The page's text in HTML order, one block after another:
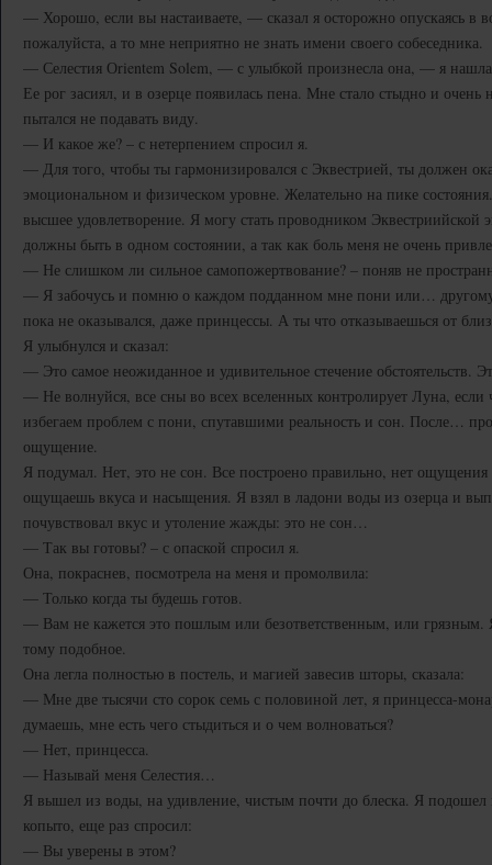
— Хорошо, если вы настаиваете, — сказал я осторожно опускаясь в
пожалуйста, а то мне неприятно не знать имени своего собеседника.
— Селестия Оrientem Solem, — с улыбкой произнесла она, — я
Ее рог засиял, и в озерце появилась пена. Мне стало стыдно и очень
пытался не подавать виду.
— И какое же? – с нетерпением спросил я.
— Для того, чтобы ты гармонизировался с Эквестрией, ты должен
эмоциональном и физическом уровне. Желательно на пике
высшее удовлетворение. Я могу стать проводником Эквестриийской
должны быть в одном состоянии, а так как боль меня не очень
— Не слишком ли сильное самопожертвование? – поняв не
— Я забочусь и помню о каждом подданном мне пони или… другому
пока не оказывался, даже принцессы. А ты что отказываешься от
Я улыбнулся и сказал:
— Это самое неожиданное и удивительное стечение обстоятельств.
— Не волнуйся, все сны во всех вселенных контролирует Луна,
избегаем проблем с пони, спутавшими реальность и сон. После…
ощущение.
Я подумал. Нет, это не сон. Все построено правильно, нет
ощущаешь вкуса и насыщения. Я взял в ладони воды из озерца и
почувствовал вкус и утоление жажды: это не сон…
— Так вы готовы? – с опаской спросил я.
Она, покраснев, посмотрела на меня и промолвила:
— Только когда ты будешь готов.
— Вам не кажется это пошлым или безответственным, или грязным.
тому подобное.
Она легла полностью в постель, и магией завесив шторы, сказала:
— Мне две тысячи сто сорок семь с половиной лет, я принцесса-
думаешь, мне есть чего стыдиться и о чем волноваться?
— Нет, принцесса.
— Называй меня Селестия…
Я вышел из воды, на удивление, чистым почти до блеска. Я подошел
копыто, еще раз спросил:
— Вы уверены в этом?